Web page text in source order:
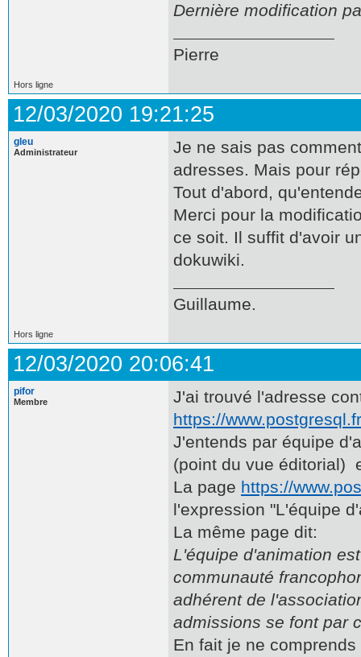
Dernière modification
Pierre
Hors ligne
12/03/2020 19:21:25
gleu
Administrateur
Je ne sais pas
adresses. Mais pour
Tout d'abord,
Merci pour la
ce soit. Il suffit d'avoir
dokuwiki.
Guillaume.
Hors ligne
12/03/2020 20:06:41
pifor
Membre
J'ai trouvé l'adresse
https://
J'entends par équipe
(point du vue éditorial)
La page https://
l'expression "L'équipe
La même page dit:
L'équipe d'animation
communauté
adhérent de
admissions se font par
En fait je ne